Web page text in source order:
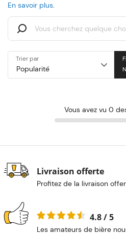
En savoir plus.
Trier par
Vous avez vu 0
Livraison offerte
Profitez de la livraison
4.8 / 5
Les amateurs de bière